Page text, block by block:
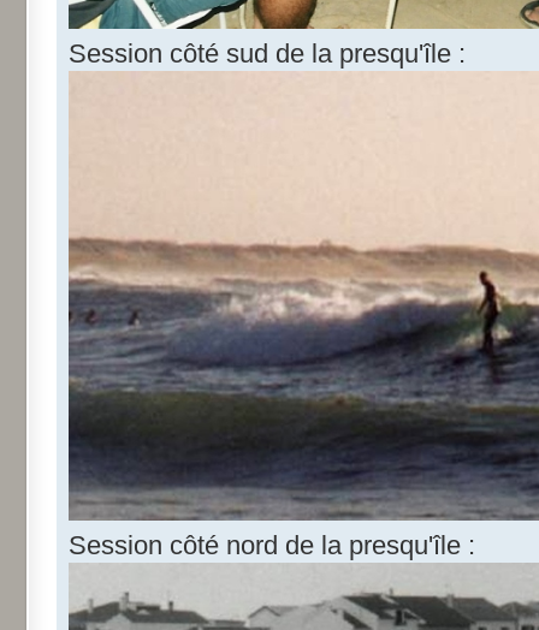
Session côté sud de la presqu'île :
Session côté nord de la presqu'île :